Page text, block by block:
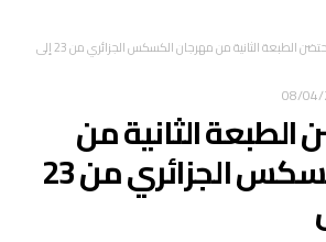
الجزائر تحتضن الطبعة الثانية من مهرجان الكسكس الجزائري من 23 إلى
08/
الطبعة الثانية من
مهرجان الكسكس الجزائري من 23